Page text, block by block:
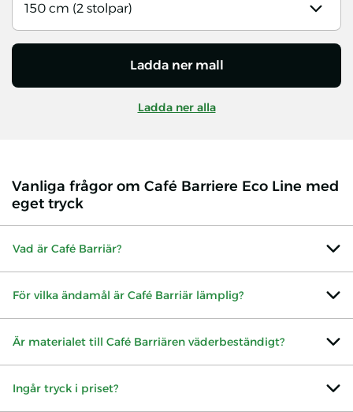
150 cm (2 stolpar)
Ladda ner mall
Ladda ner alla
Vanliga frågor om Café Barriere Eco Line med
eget tryck
Vad är Café Barriär?
För vilka ändamål är Café Barriär lämplig?
Är materialet till Café Barriären väderbeständigt?
Ingår tryck i priset?